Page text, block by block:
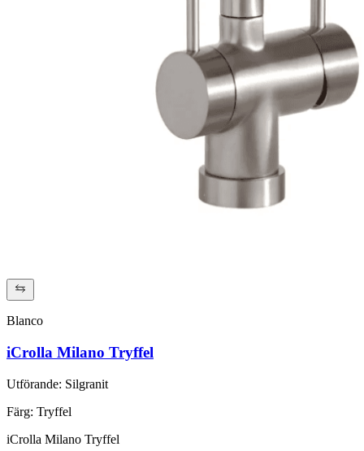
Blanco
iCrolla Milano Tryffel
Utförande: Silgranit
Färg: Tryffel
iCrolla Milano Tryffel